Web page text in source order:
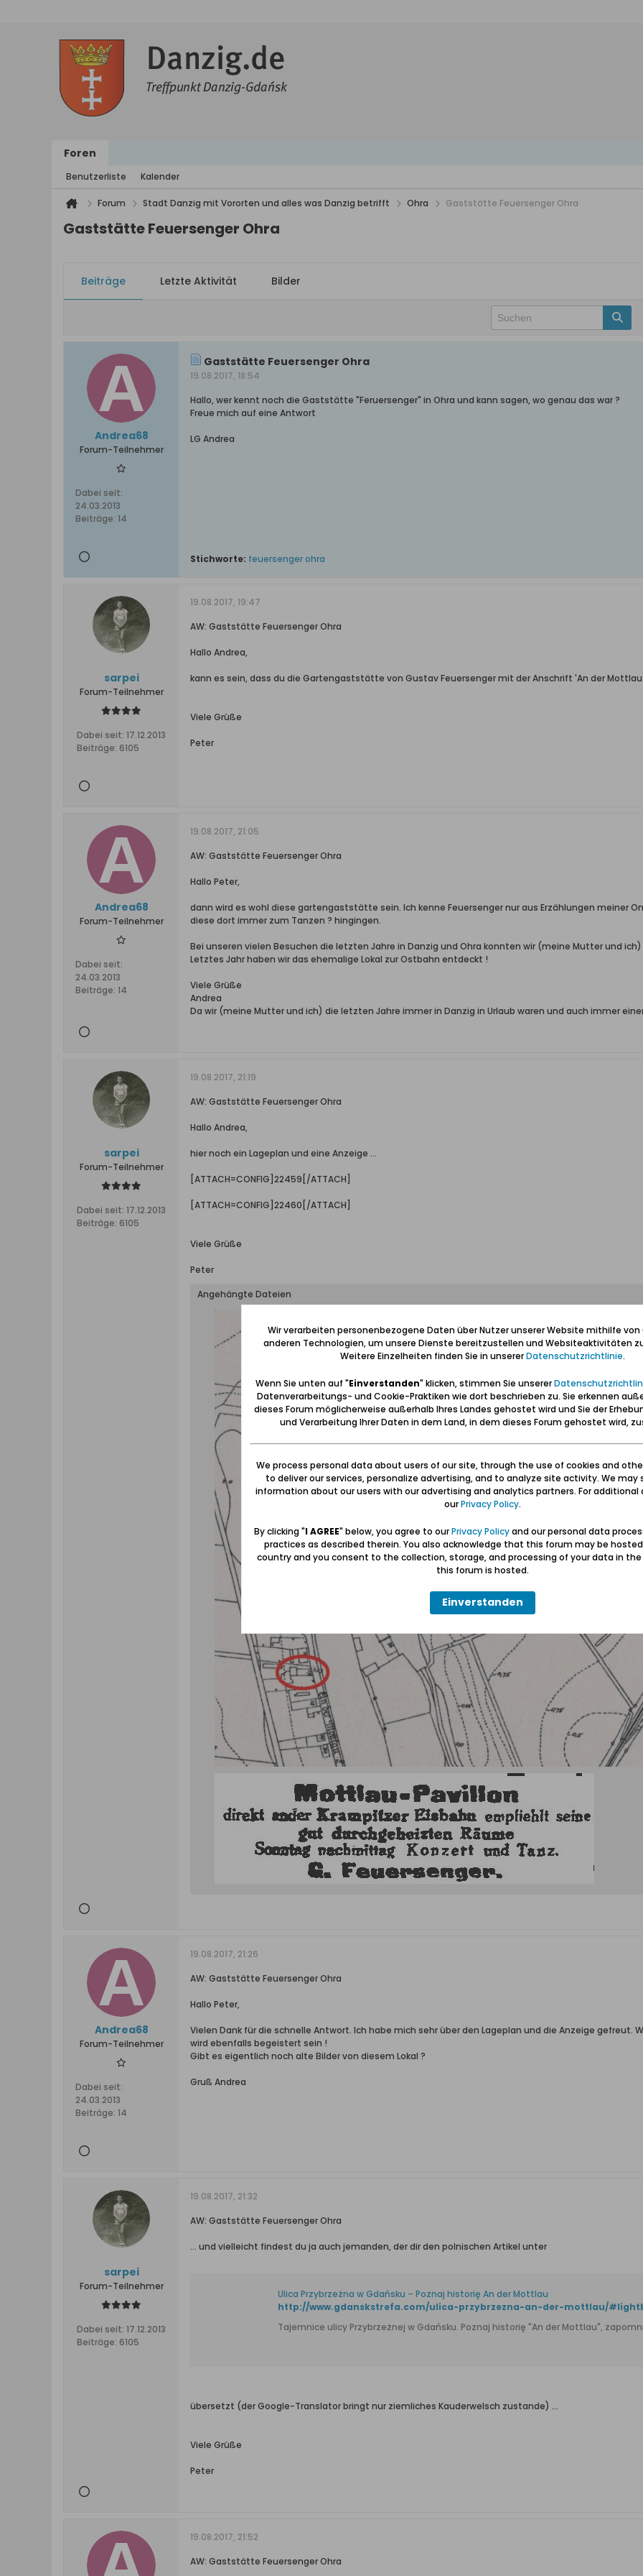
Foren
Benutzerliste Kalender
Forum Stadt Danzig mit Vororten und alles was Danzig betrifft Ohra Gaststätte Feuersenger Ohra
Gaststätte Feuersenger Ohra
Beiträge Letzte Aktivität Bilder
Andrea68
Forum-Teilnehmer
Dabei seit:
24.03.2013
Beiträge: 14
Gaststätte Feuersenger Ohra
19.08.2017, 18:54
Hallo, wer kennt noch die Gaststätte "Feruersenger" in Ohra und kann sagen, wo genau das war ?
Freue mich auf eine Antwort
LG Andrea
Stichworte: feuersenger ohra
sarpei
Forum-Teilnehmer
Dabei seit: 17.12.2013
Beiträge: 6105
19.08.2017, 19:47
AW: Gaststätte Feuersenger Ohra
Hallo Andrea,
kann es sein, dass du die Gartengaststätte von Gustav Feuersenger mit der Anschrift 'An der
Viele Grüße
Peter
Andrea68
Forum-Teilnehmer
Dabei seit:
24.03.2013
Beiträge: 14
19.08.2017, 21:05
AW: Gaststätte Feuersenger Ohra
Hallo Peter,
dann wird es wohl diese gartengaststätte sein. Ich kenne Feuersenger nur aus Erzählungen meiner
diese dort immer zum Tanzen ? hingingen.
Bei unseren vielen Besuchen die letzten Jahre in Danzig und Ohra konnten wir (meine Mutter und ich)
Letztes Jahr haben wir das ehemalige Lokal zur Ostbahn entdeckt !
Viele Grüße
Andrea
Da wir (meine Mutter und ich) die letzten Jahre immer in Danzig in Urlaub waren und auch immer
sarpei
Forum-Teilnehmer
Dabei seit: 17.12.2013
Beiträge: 6105
19.08.2017, 21:19
AW: Gaststätte Feuersenger Ohra
Hallo Andrea,
hier noch ein Lageplan und eine Anzeige ...
[ATTACH=CONFIG]22459[/ATTACH]
[ATTACH=CONFIG]22460[/ATTACH]
Viele Grüße
Peter
Angehängte Dateien
Andrea68
Forum-Teilnehmer
Dabei seit:
24.03.2013
Beiträge: 14
19.08.2017, 21:26
AW: Gaststätte Feuersenger Ohra
Hallo Peter,
Vielen Dank für die schnelle Antwort. Ich habe mich sehr über den Lageplan und die Anzeige gefreut.
wird ebenfalls begeistert sein !
Gibt es eigentlich noch alte Bilder von diesem Lokal ?
Gruß Andrea
sarpei
Forum-Teilnehmer
Dabei seit: 17.12.2013
Beiträge: 6105
19.08.2017, 21:32
AW: Gaststätte Feuersenger Ohra
... und vielleicht findest du ja auch jemanden, der dir den polnischen Artikel unter
Ulica Przybrzeżna w Gdańsku – Poznaj historię An der Mottlau
http://www.gdanskstrefa.com/ulica-przybrzezna-an-der-mottlau/
Tajemnice ulicy Przybrzeżnej w Gdańsku. Poznaj historię "An der Mottlau",
übersetzt (der Google-Translator bringt nur ziemliches Kauderwelsch zustande) ...
Viele Grüße
Peter
19.08.2017, 21:52
AW: Gaststätte Feuersenger Ohra
Wir verarbeiten personenbezogene Daten über Nutzer unserer Website mithilfe von
anderen Technologien, um unsere Dienste bereitzustellen und Websiteaktivitäten
Weitere Einzelheiten finden Sie in unsererDatenschutzrichtlinie.
Wenn Sie unten auf "Einverstanden" klicken, stimmen Sie unserer
Datenverarbeitungs- und Cookie-Praktiken wie dort beschrieben zu. Sie erkennen
dieses Forum möglicherweise außerhalb Ihres Landes gehostet wird und Sie der
und Verarbeitung Ihrer Daten in dem Land, in dem dieses Forum gehostet wird,
We process personal data about users of our site, through the use of cookies and
to deliver our services, personalize advertising, and to analyze site activity. We may
information about our users with our advertising and analytics partners. For additional
ourPrivacy Policy.
By clicking "I AGREE" below, you agree to ourPrivacy Policyand our personal data
practices as described therein. You also acknowledge that this forum may be
country and you consent to the collection, storage, and processing of your data in
this forum is hosted.
Einverstanden